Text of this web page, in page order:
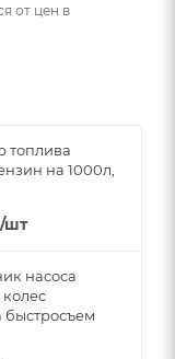
от цен в
топлива
на 1000л,
/шт
насоса
быстросъем